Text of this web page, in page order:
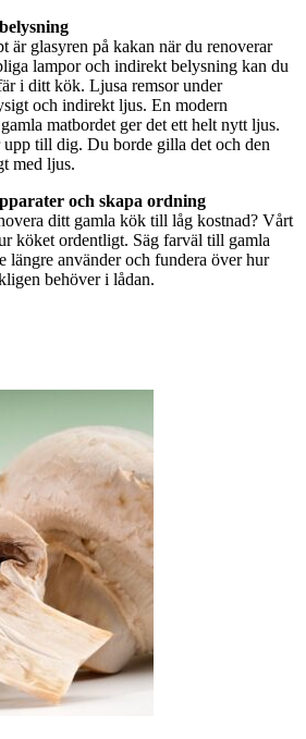
är glasyren på kakan när du renoverar
lampor och indirekt belysning kan du
i ditt kök. Ljusa remsor under
och indirekt ljus. En modern
matbordet ger det ett helt nytt ljus.
till dig. Du borde gilla det och den
med ljus.
och skapa ordning
ditt gamla kök till låg kostnad? Vårt
köket ordentligt. Säg farväl till gamla
längre använder och fundera över hur
behöver i lådan.